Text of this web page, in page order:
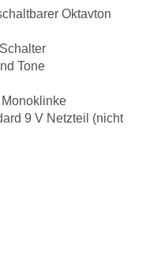
Oktavton
Tone
9 V Netzteil (nicht